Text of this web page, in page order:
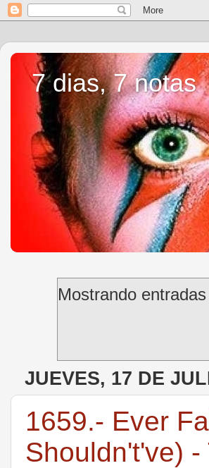
7 dias, 7 notas
Mostrando
JUEVES, 17 DE
1659.- Ever
Shouldn't've)